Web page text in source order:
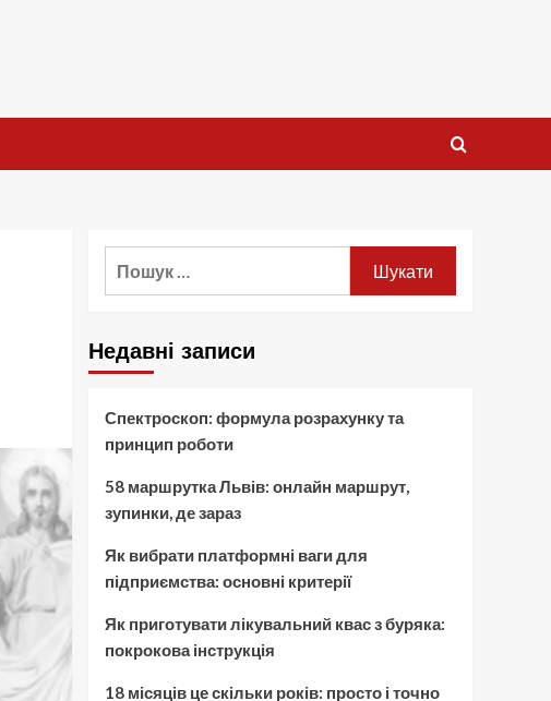
Недавні записи
Спектроскоп: формула розрахунку та
принцип роботи
58 маршрутка Львів: онлайн маршрут,
зупинки, де зараз
Як вибрати платформні ваги для
підприємства: основні критерії
Як приготувати лікувальний квас з буряка:
покрокова інструкція
18 місяців це скільки років: просто і точно